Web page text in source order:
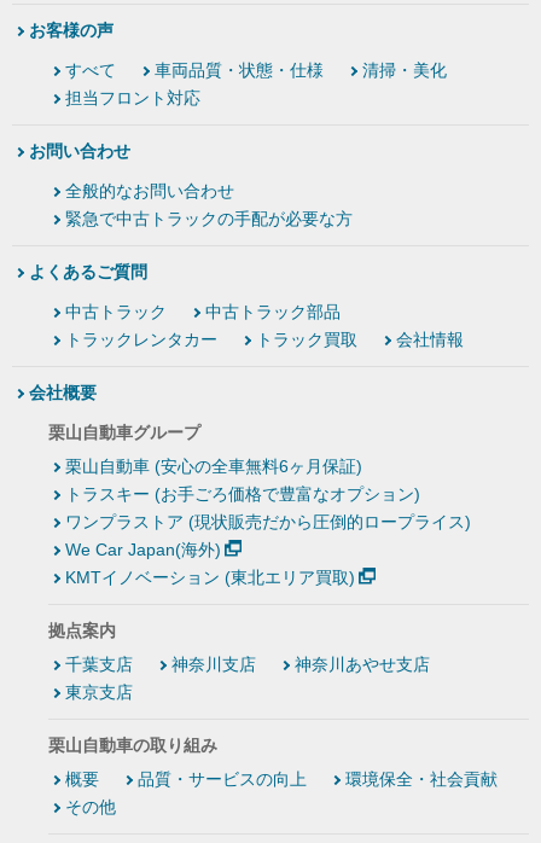
お客様の声
すべて 車両品質・状態・仕様
清掃・美化
担当フロント対応
お問い合わせ
全般的なお問い合わせ
緊急で中古トラックの手配が必要な方
よくあるご質問
中古トラック
中古トラック部品
トラックレンタカー
トラック買取 会社情報
会社概要
栗山自動車グループ
栗山自動車 (安心の全車無料6ヶ月保証)
トラスキー (お手ごろ価格で豊富なオプション)
ワンプラストア (現状販売だから圧倒的ロープライス)
We Car Japan(海外)
KMTイノベーション (東北エリア買取)
拠点案内
千葉支店
神奈川支店
神奈川あやせ支店
東京支店
栗山自動車の取り組み
概要
品質・サービスの向上
環境保全・社会貢献
その他